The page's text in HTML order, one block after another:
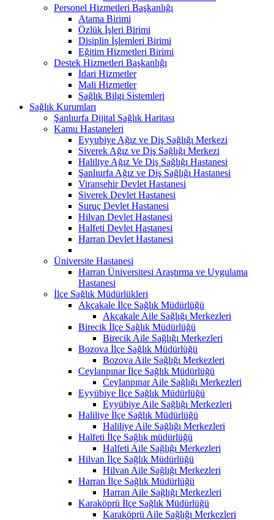
Personel Hizmetleri Başkanlığı
Atama Birimi
Özlük İşleri Birimi
Disiplin İşlemleri Birimi
Eğitim Hizmetleri Birimi
Destek Hizmetleri Başkanlığı
İdari Hizmetler
Mali Hizmetler
Sağlık Bilgi Sistemleri
Sağlık Kurumları
Şanlıurfa Dijital Sağlık Haritası
Kamu Hastaneleri
Eyyubiye Ağız ve Diş Sağlığı Merkezi
Siverek Ağız ve Diş Sağlığı Merkezi
Haliliye Ağız Ve Diş Sağlığı Hastanesi
Şanlıurfa Ağız ve Diş Sağlığı Hastanesi
Viransehir Devlet Hastanesi
Siverek Devlet Hastanesi
Suruç Devlet Hastanesi
Hilvan Devlet Hastanesi
Halfeti Devlet Hastanesi
Harran Devlet Hastanesi
Üniversite Hastanesi
Harran Üniversitesi Araştırma ve Uygulama
Hastanesi
İlçe Sağlık Müdürlükleri
Akçakale İlçe Sağlık Müdürlüğü
Akçakale Aile Sağlığı Merkezleri
Birecik İlçe Sağlık Müdürlüğü
Birecik Aile Sağlığı Merkezleri
Bozova İlçe Sağlık Müdürlüğü
Bozova Aile Sağlığı Merkezleri
Ceylanpınar İlçe Sağlık Müdürlüğü
Ceylanpınar Aile Sağlığı Merkezleri
Eyyübiye İlçe Sağlık Müdürlüğü
Eyyübiye Aile Sağlığı Merkezleri
Haliliye İlçe Sağlık Müdürlüğü
Haliliye Aile Sağlığı Merkezleri
Halfeti İlçe Sağlık müdürlüğü
Halfeti Aile Sağlığı Merkezleri
Hilvan İlçe Sağlık Müdürlüğü
Hilvan Aile Sağlığı Merkezleri
Harran İlçe Sağlık Müdürlüğü
Harran Aile Sağlığı Merkezleri
Karaköprü İlçe Sağlık Müdürlüğü
Karaköprü Aile Sağlığı Merkezleri